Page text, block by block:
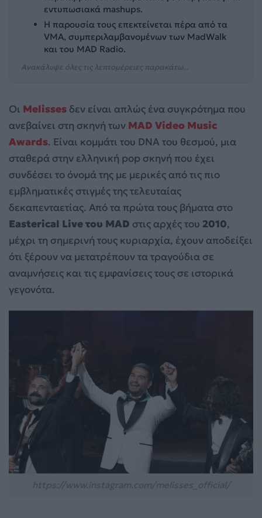
εντυπωσιακά mashups.
Η παρουσία τους επεκτείνεται πέρα από τα
VMA, συμπεριλαμβανομένων των MadWalk
και του MAD Radio.
Ανακάλυψε όλες τις λεπτομέρειες παρακάτω...
Οι Melisses δεν είναι απλώς ένα συγκρότημα που
ανεβαίνει στη σκηνή των MAD Video Music
Awards. Είναι κομμάτι του DNA του θεσμού, μια
σταθερά στην ελληνική pop σκηνή που έχει
συνδέσει το όνομά της με μερικές από τις πιο
εμβληματικές στιγμές της τελευταίας
δεκαπενταετίας. Από τα πρώτα τους βήματα στο
Easterical Live του MAD στις αρχές του 2010,
μέχρι τη σημερινή τους κυριαρχία, έχουν αποδείξει
ότι ξέρουν να μετατρέπουν τα τραγούδια σε
αναμνήσεις και τις εμφανίσεις τους σε ιστορικά
γεγονότα.